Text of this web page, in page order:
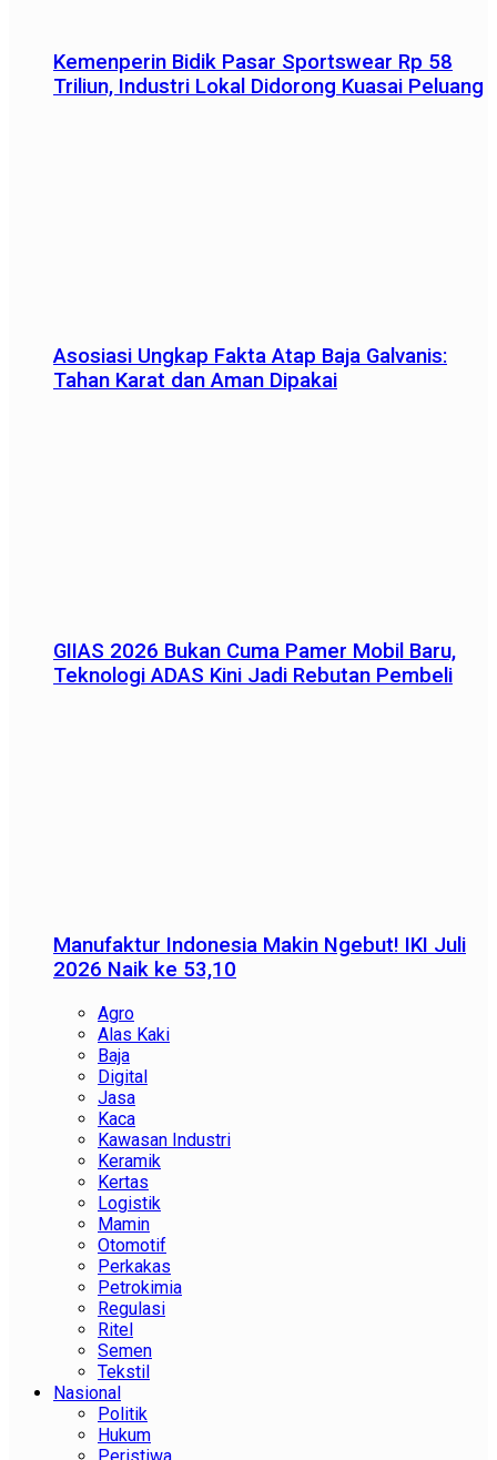
Kemenperin Bidik Pasar Sportswear Rp 58
Triliun, Industri Lokal Didorong Kuasai Peluang
Asosiasi Ungkap Fakta Atap Baja Galvanis:
Tahan Karat dan Aman Dipakai
GIIAS 2026 Bukan Cuma Pamer Mobil Baru,
Teknologi ADAS Kini Jadi Rebutan Pembeli
Manufaktur Indonesia Makin Ngebut! IKI Juli
2026 Naik ke 53,10
Agro
Alas Kaki
Baja
Digital
Jasa
Kaca
Kawasan Industri
Keramik
Kertas
Logistik
Mamin
Otomotif
Perkakas
Petrokimia
Regulasi
Ritel
Semen
Tekstil
Nasional
Politik
Hukum